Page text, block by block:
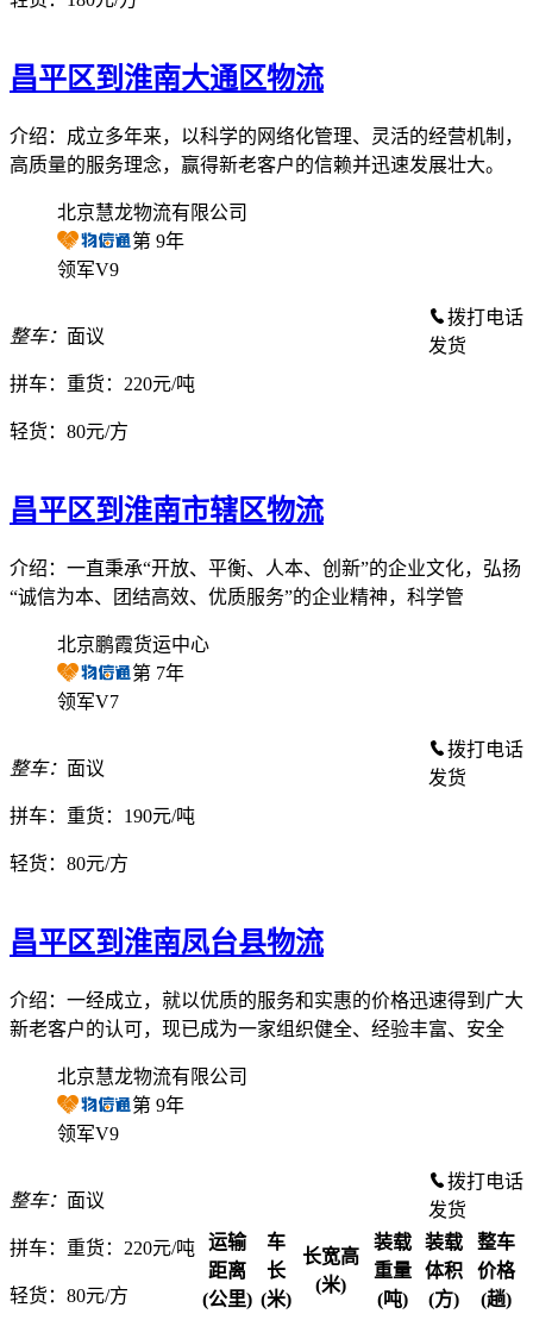
昌平区到淮南大通区物流
介绍：成立多年来，以科学的网络化管理、灵活的经营机制，
高质量的服务理念，赢得新老客户的信赖并迅速发展壮大。
北京慧龙物流有限公司
第 9年
领军V9
整车： 面议
拼车： 重货：220元/吨
轻货： 80元/方
拨打电话
发货
昌平区到淮南市辖区物流
介绍：一直秉承“开放、平衡、人本、创新”的企业文化，弘扬
“诚信为本、团结高效、优质服务”的企业精神，科学管
北京鹏霞货运中心
第 7年
领军V7
整车： 面议
拼车： 重货：190元/吨
轻货： 80元/方
拨打电话
发货
昌平区到淮南凤台县物流
介绍：一经成立，就以优质的服务和实惠的价格迅速得到广大
新老客户的认可，现已成为一家组织健全、经验丰富、安全
北京慧龙物流有限公司
第 9年
领军V9
整车： 面议
拼车： 重货：220元/吨
轻货： 80元/方
拨打电话
发货
运输
距离
(公里)
车
长
(米)
长宽高
(米)
装载
重量
(吨)
装载
体积
(方)
整车
价格
(趟)